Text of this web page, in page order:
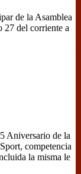
de la Asamblea
27 del corriente a
Aniversario de la
competencia
la misma le